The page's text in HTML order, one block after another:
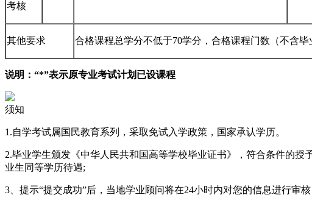
考核
其他要求 合格课程总学分不低于70学分，合格课程门数（不含
说明：“*”表示原专业考试计划已设课程
须知
1.自学考试属国民教育系列，采取免试入学政策，国家承认学历。
2.毕业学生颁发《中华人民共和国高等学校毕业证书》，符合条件的
业生同等学历待遇;
3、提示“提交成功”后，当地学业顾问将在24小时内对您的信息进行审